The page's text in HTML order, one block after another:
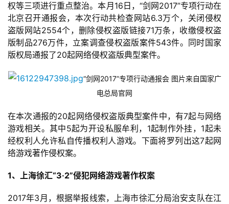
权等三项进行重点整治。本月16日，“剑网2017”专项行动在
北京召开通报会，本次行动共检查网站6.3万个，关闭侵权
盗版网站2554个，删除侵权盗版链接71万条，收缴侵权盗
版制品276万件，立案调查侵权盗版案件543件。同时国家
版权局通报了20起网络侵权盗版典型案件。
“剑网2017”专项行动通报会 图片来自国家广
电总局官网
在本次通报的20起网络侵权盗版典型案件中，有7起与网络
游戏相关。其中5起为开设私服牟利，1起制作外挂，1起未
经权利人允许私自传播权利人游戏。下面将罗列出这7起网
络游戏著作侵权案。
1、上海徐汇“3·2”侵犯网络游戏著作权案
2017年3月，根据举报线索，上海市徐汇分局治安支队在江